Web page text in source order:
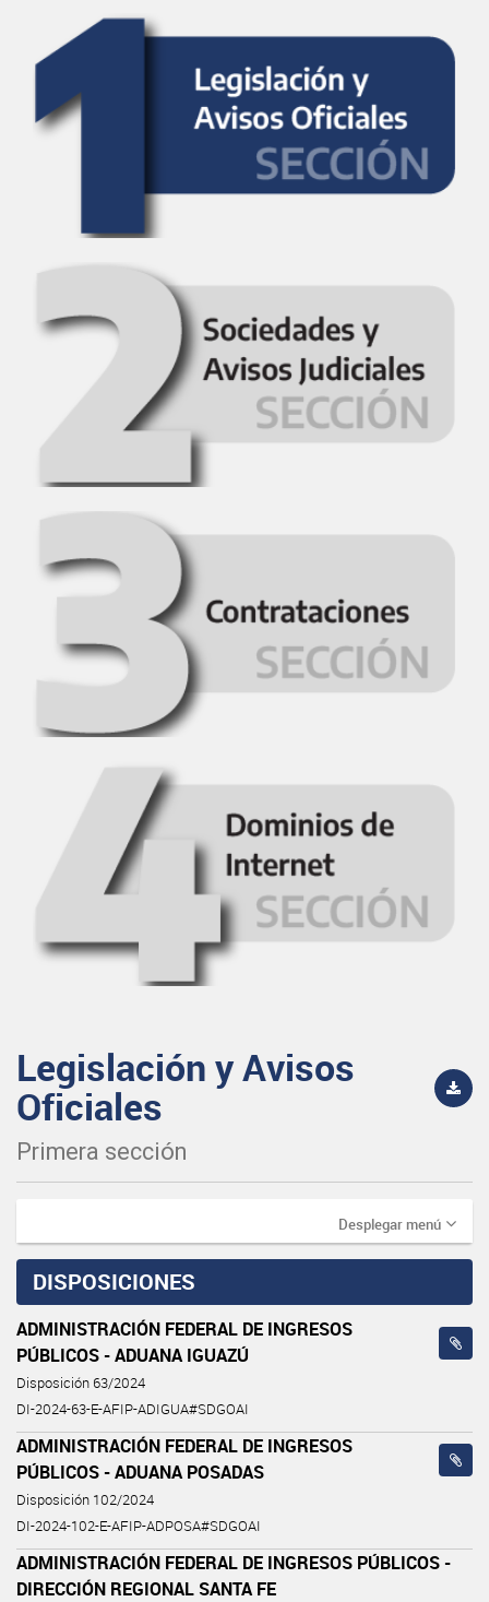
Legislación y Avisos
Oficiales
Primera sección
Desplegar menú
DISPOSICIONES
ADMINISTRACIÓN FEDERAL DE INGRESOS
PÚBLICOS - ADUANA IGUAZÚ
Disposición 63/2024
DI-2024-63-E-AFIP-ADIGUA#SDGOAI
ADMINISTRACIÓN FEDERAL DE INGRESOS
PÚBLICOS - ADUANA POSADAS
Disposición 102/2024
DI-2024-102-E-AFIP-ADPOSA#SDGOAI
ADMINISTRACIÓN FEDERAL DE INGRESOS PÚBLICOS -
DIRECCIÓN REGIONAL SANTA FE